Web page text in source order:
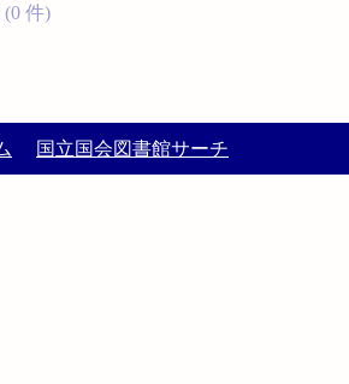
件)
国立国会図書館サーチ